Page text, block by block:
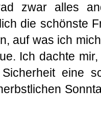
zwar alles
die schönste
auf was ich
Ich dachte
eine